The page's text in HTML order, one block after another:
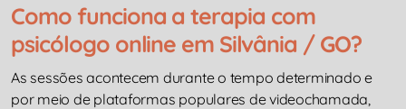
Como funciona a terapia com
psicólogo online em Silvânia / GO?
As sessões acontecem durante o tempo determinado e
por meio de plataformas populares de videochamada,